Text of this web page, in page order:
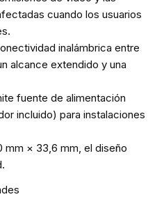
cuando los usuarios
inalámbrica entre
alcance extendido y una
fuente de alimentación
incluido) para instalaciones
mm × 33,6 mm, el diseño